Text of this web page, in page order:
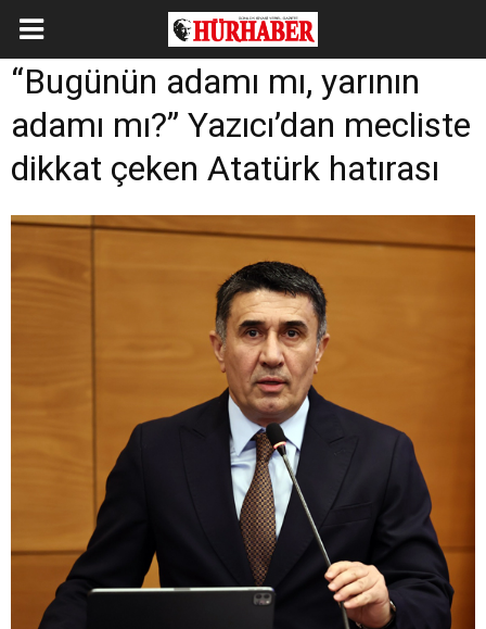
“Bugünün adamı mı, yarının
adamı mı?” Yazıcı’dan mecliste
dikkat çeken Atatürk hatırası